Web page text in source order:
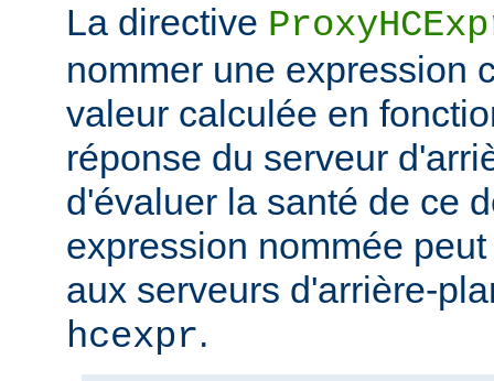
La directive
nommer une expression
valeur calculée en
réponse du serveur
d'évaluer la santé de ce
expression nommée
aux serveurs d'arrière-
hcexpr.